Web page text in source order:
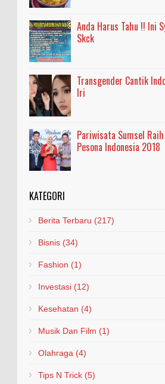
Anda Harus Tahu !! Ini
Skck
Transgender Cantik
Iri
Pariwisata Sumsel
Pesona Indonesia 2018
KATEGORI
Berita Terbaru (217)
Bisnis (34)
Fashion (1)
Investasi (12)
Kesehatan (4)
Musik Dan Film (1)
Olahraga (4)
Tips N Trick (5)